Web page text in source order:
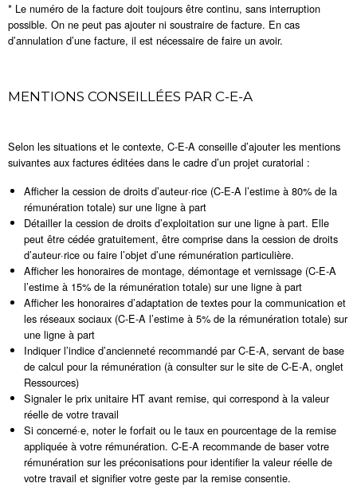
* Le numéro de la facture doit toujours être continu, sans interruption
possible. On ne peut pas ajouter ni soustraire de facture. En cas
d’annulation d’une facture, il est nécessaire de faire un avoir.
MENTIONS CONSEILLÉES PAR C-E-A
Selon les situations et le contexte, C-E-A conseille d’ajouter les mentions
suivantes aux factures éditées dans le cadre d’un projet curatorial :
Afficher la cession de droits d’auteur·rice (C-E-A l’estime à 80% de la
rémunération totale) sur une ligne à part
Détailler la cession de droits d’exploitation sur une ligne à part. Elle
peut être cédée gratuitement, être comprise dans la cession de droits
d’auteur·rice ou faire l’objet d’une rémunération particulière.
Afficher les honoraires de montage, démontage et vernissage (C-E-A
l’estime à 15% de la rémunération totale) sur une ligne à part
Afficher les honoraires d’adaptation de textes pour la communication et
les réseaux sociaux (C-E-A l’estime à 5% de la rémunération totale) sur
une ligne à part
Indiquer l’indice d’ancienneté recommandé par C-E-A, servant de base
de calcul pour la rémunération (à consulter sur le site de C-E-A, onglet
Ressources)
Signaler le prix unitaire HT avant remise, qui correspond à la valeur
réelle de votre travail
Si concerné·e, noter le forfait ou le taux en pourcentage de la remise
appliquée à votre rémunération. C-E-A recommande de baser votre
rémunération sur les préconisations pour identifier la valeur réelle de
votre travail et signifier votre geste par la remise consentie.